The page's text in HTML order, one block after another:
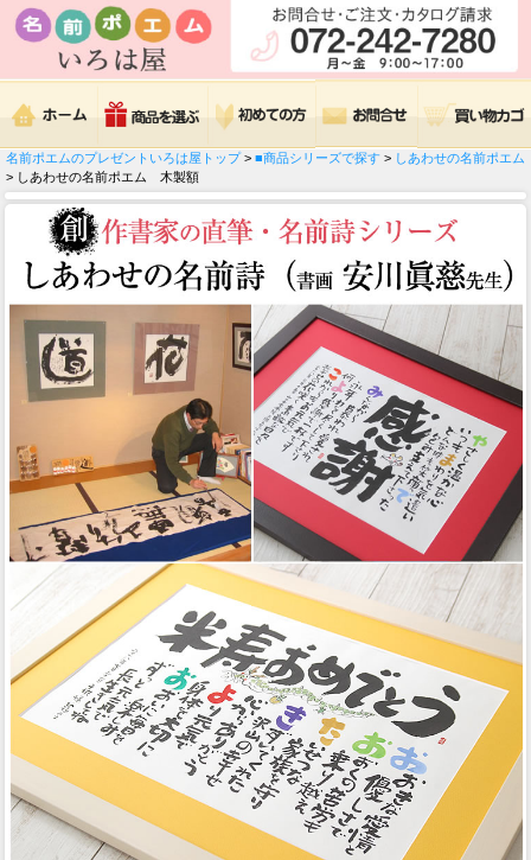
名前ポエムのプレゼントいろは屋トップ> ■商品シリーズで探す > しあわせの名前ポエム
> しあわせの名前ポエム 木製額